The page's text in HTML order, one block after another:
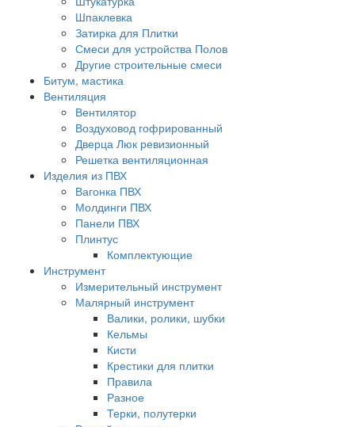
Шпаклевка
Затирка для Плитки
Смеси для устройства Полов
Другие строительные смеси
Битум, мастика
Вентиляция
Вентилятор
Воздуховод гофрированный
Дверца Люк ревизионный
Решетка вентиляционная
Изделия из ПВХ
Вагонка ПВХ
Молдинги ПВХ
Панели ПВХ
Плинтус
Комплектующие
Инструмент
Измерительный инструмент
Малярный инструмент
Валики, ролики, шубки
Кельмы
Кисти
Крестики для плитки
Правила
Разное
Терки, полутерки